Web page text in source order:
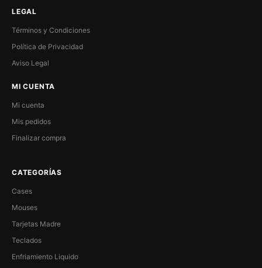
LEGAL
Términos y Condiciones
Política de Privacidad
Aviso Legal
MI CUENTA
Mi cuenta
Mis pedidos
Finalizar compra
CATEGORÍAS
Cases
Mouses
Tarjetas Madre
Teclados
Enfriamiento Liquido